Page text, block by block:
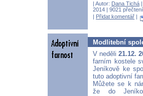
| Autor: Dana Tichá
2014 | 9021
| Přidat komentář |
Modlitební
V neděli 21.12.
farním kostele
Jeníkově ke
tuto adoptivní
Můžete se k
že do